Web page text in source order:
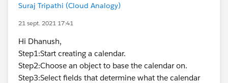
Suraj Tripathi (Cloud Analogy)
21 sept. 2021 17:41
Hi Dhanush,
Step1:Start creating a calendar.
Step2:Choose an object to base the calendar on.
Step3:Select fields that determine what the calendar